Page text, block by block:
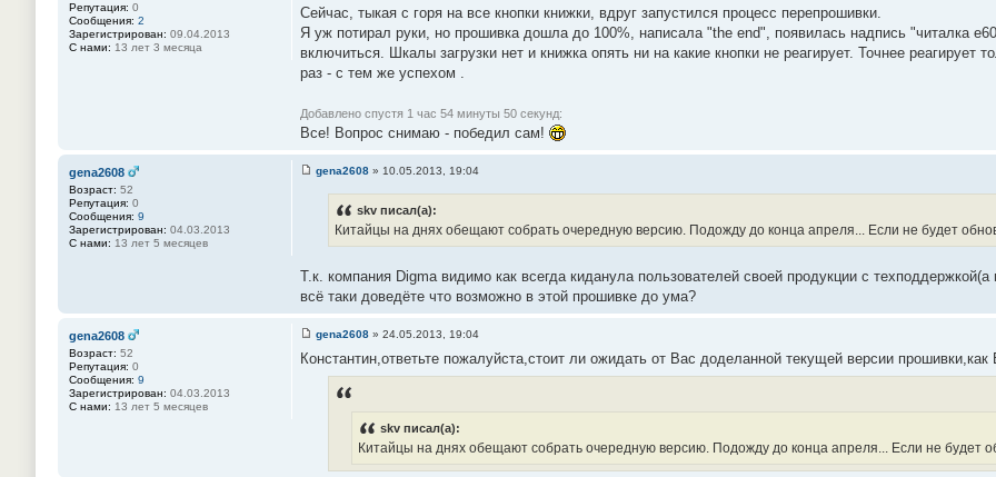
#
3
5
Репутация: 0
Сообщения: 2
Зарегистрирован: 09.04.2013
С нами: 13 лет 3 месяца
о
б
щ
н
#
3
Сейчас, тыкая с горя на все кнопки книжки, вдруг запустился процесс перепрошивки.
Я уж потирал руки, но прошивка дошла до 100%, написала "the end", появилась надпись "читалка
включиться. Шкалы загрузки нет и книжка опять ни на какие кнопки не реагирует. Точнее
раз - с тем же успехом .
Добавлено спустя 1 час 54 минуты 50 секунд:
Все! Вопрос снимаю - победил сам!
gena2608
Возраст: 52
Репутация: 0
Сообщения: 9
Зарегистрирован: 04.03.2013
С нами: 13 лет 5 месяцев
и
е
#
3
gena2608 » 10.05.2013, 19:04
skv писал(а):
Китайцы на днях обещают собрать очередную версию. Подожду до конца апреля... Если не будет
Т.к. компания Digma видимо как всегда киданула пользователей своей продукции с
всё таки доведёте что возможно в этой прошивке до ума?
gena2608
Возраст: 52
Репутация: 0
Сообщения: 9
Зарегистрирован: 04.03.2013
С нами: 13 лет 5 месяцев
С
о
gena2608 » 24.05.2013, 19:04
Константин,ответьте пожалуйста,стоит ли ожидать от Вас доделанной текущей версии
skv писал(а):
Китайцы на днях обещают собрать очередную версию. Подожду до конца апреля... Если не будет